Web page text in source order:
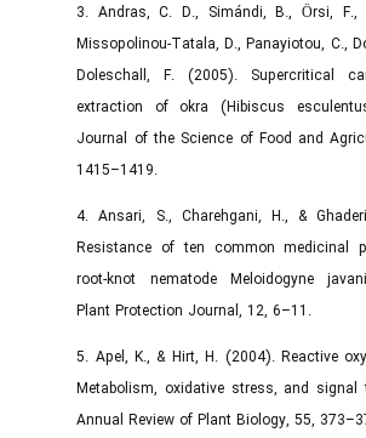
3. Andras, C. D., Simándi, B., Örsi,
Missopolinou‑Tatala, D., Panayiotou, C.,
Doleschall, F. (2005). Supercritical
extraction of okra (Hibiscus
Journal of the Science of Food and
1415–1419.
4. Ansari, S., Charehgani, H., &
Resistance of ten common medicinal
root-knot nematode Meloidogyne
Plant Protection Journal, 12, 6–11.
5. Apel, K., & Hirt, H. (2004). Reactive
Metabolism, oxidative stress, and
Annual Review of Plant Biology, 55,